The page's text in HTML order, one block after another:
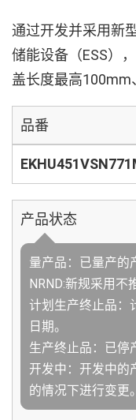
通过开发并采用新
储能设备（ESS）
盖长度最高100mm
品番
产品状态
量产品：已量产的
NRND:新规采用不
计划生产终止品：
日期。
生产终止品：已停
开发中：开发中的
的情况下进行变更。